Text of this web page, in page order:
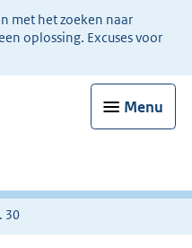
met het zoeken naar
oplossing. Excuses voor
Menu
30